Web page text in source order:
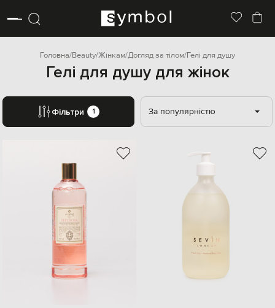
Головна Beauty Жінкам Догляд за тілом Гелі для душу
Гелі для душу для жінок
Фільтри 1 За популярністю